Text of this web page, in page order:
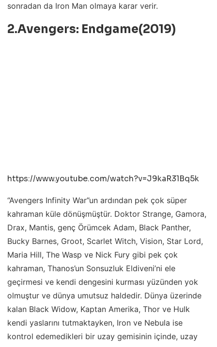
sonradan da Iron Man olmaya karar verir.
2.Avengers: Endgame(2019)
https://www.youtube.com/watch?v=J9kaR31Bq5k
“Avengers Infinity War”un ardından pek çok süper
kahraman küle dönüşmüştür. Doktor Strange, Gamora,
Drax, Mantis, genç Örümcek Adam, Black Panther,
Bucky Barnes, Groot, Scarlet Witch, Vision, Star Lord,
Maria Hill, The Wasp ve Nick Fury gibi pek çok
kahraman, Thanos’un Sonsuzluk Eldiveni’ni ele
geçirmesi ve kendi dengesini kurması yüzünden yok
olmuştur ve dünya umutsuz haldedir. Dünya üzerinde
kalan Black Widow, Kaptan Amerika, Thor ve Hulk
kendi yaslarını tutmaktayken, Iron ve Nebula ise
kontrol edemedikleri bir uzay gemisinin içinde, uzay